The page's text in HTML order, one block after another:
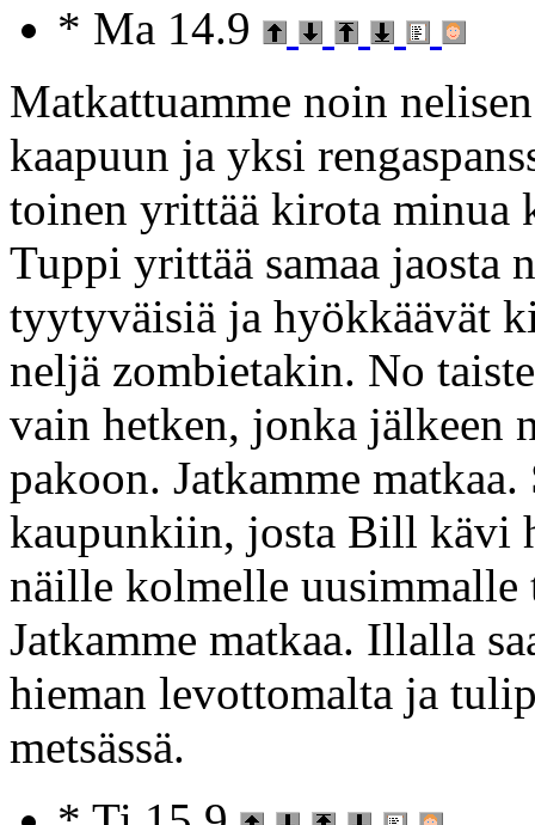
* Ma 14.9
Matkattuamme noin
kaapuun ja yksi
toinen yrittää kirota minua
Tuppi yrittää samaa jaosta
tyytyväisiä ja hyökkäävät
neljä zombietakin. No
vain hetken, jonka jälkeen
pakoon. Jatkamme
kaupunkiin, josta Bill kävi
näille kolmelle
Jatkamme matkaa. Illalla
hieman levottomalta ja
metsässä.